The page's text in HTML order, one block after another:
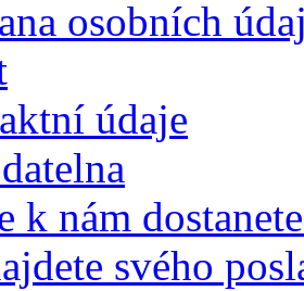
osobních
údaje
k nám
svého